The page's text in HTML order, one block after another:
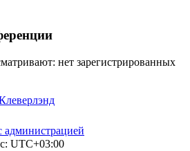
нет зарегистрированных
администрацией
UTC+03:00